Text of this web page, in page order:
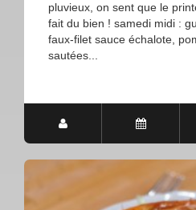
pluvieux, on sent que le
fait du bien ! samedi midi :
faux-filet sauce échalote,
sautées...